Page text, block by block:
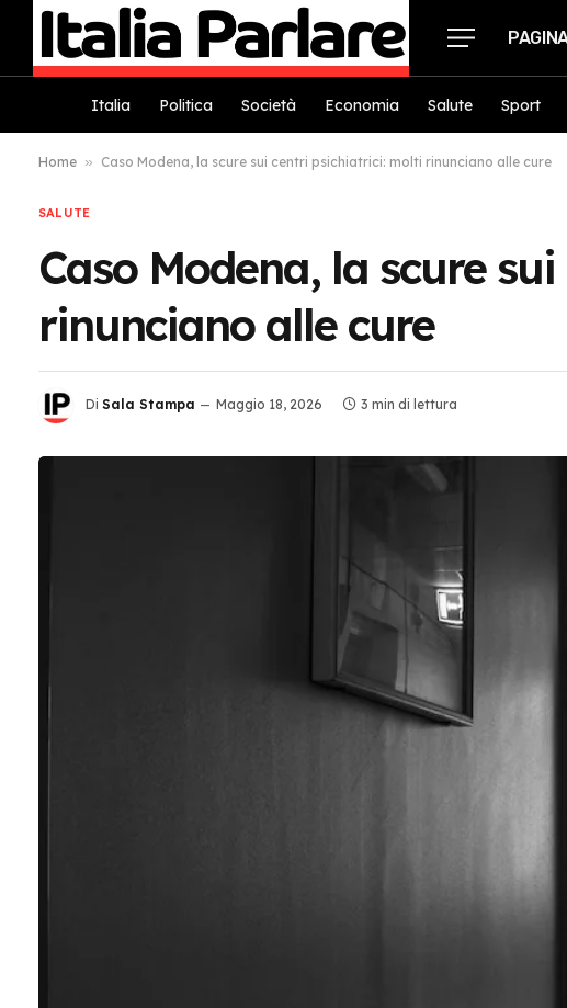
Italia Politica Società Economia Salute Sport
Home » Caso Modena, la scure sui centri psichiatrici: molti rinunciano alle cure
SALUTE
Caso Modena, la scure
rinunciano alle cure
Di Sala Stampa Maggio 18, 2026 3 min di lettura